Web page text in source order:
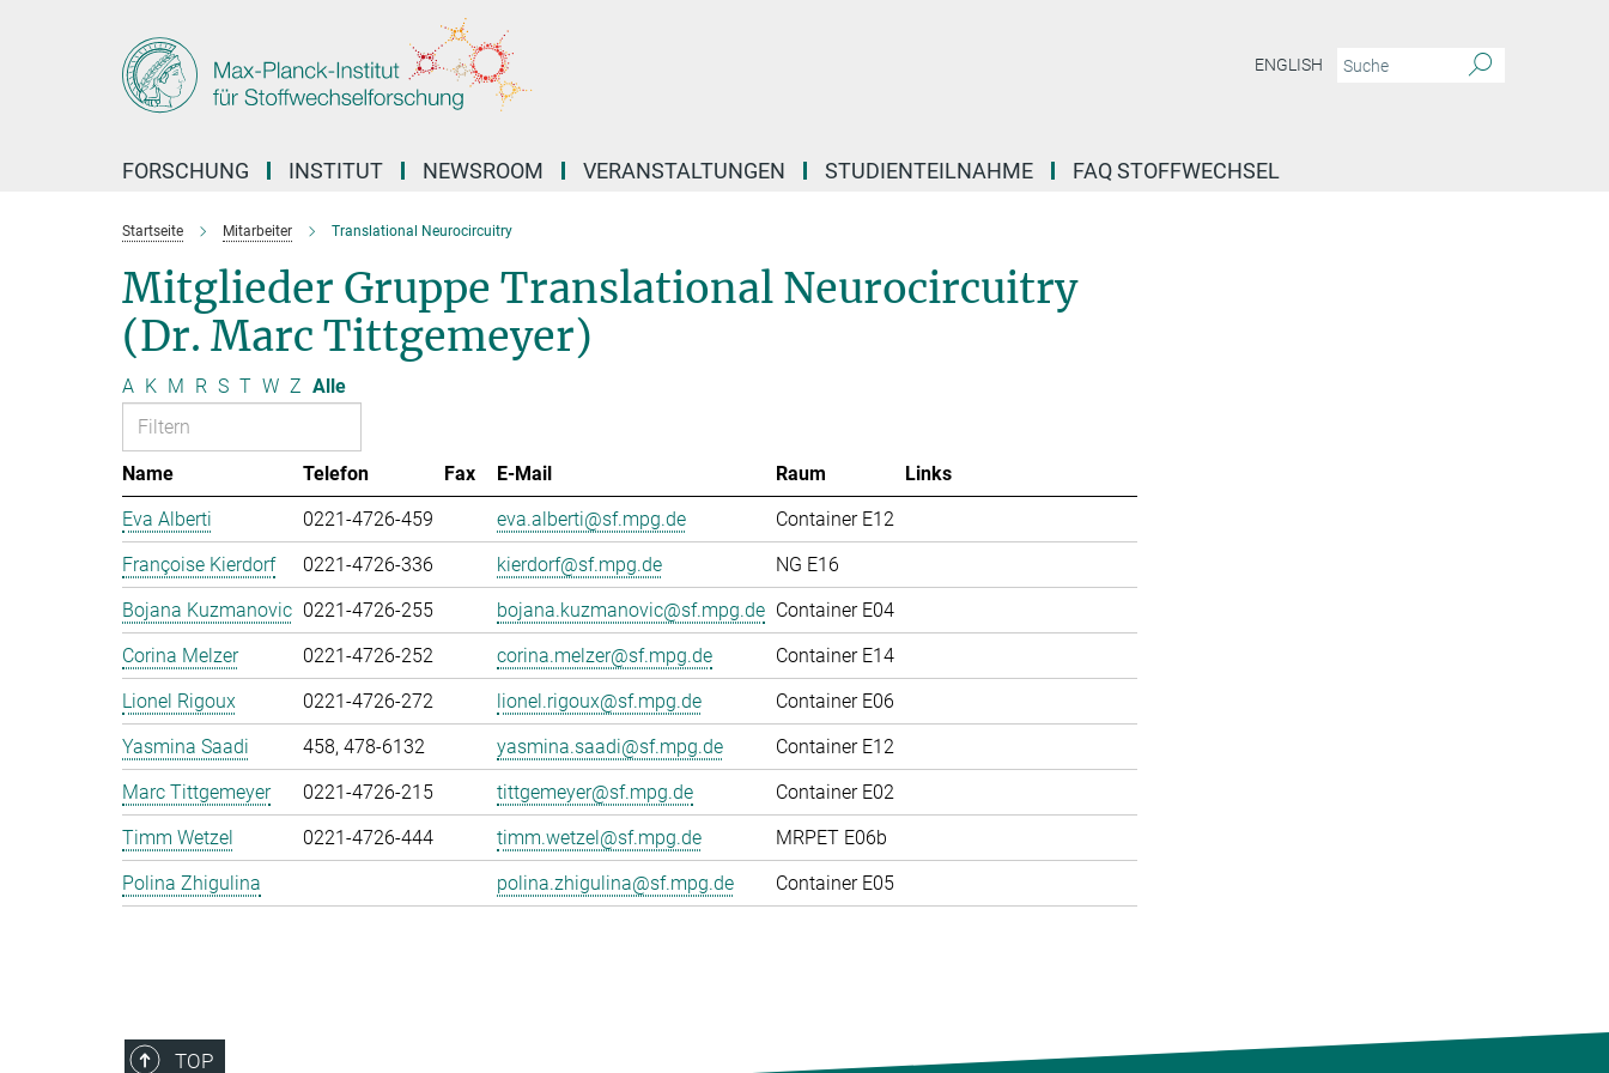
ENGLISH
FORSCHUNG INSTITUT NEWSROOM VERANSTALTUNGEN STUDIENTEILNAHME FAQ STOFFWECHSEL
Startseite Mitarbeiter Translational Neurocircuitry
Mitglieder Gruppe Translational Neurocircuitry
(Dr. Marc Tittgemeyer)
A K M R S T W Z Alle
Name Telefon Fax E-Mail Raum
Links
Eva Alberti
0221-4726-459 eva.alberti@sf.mpg.de
Container E12
Françoise Kierdorf
0221-4726-336 kierdorf@sf.mpg.de
NG E16
Bojana Kuzmanovic 0221-4726-255 bojana.kuzmanovic@sf.mpg.de Container E04
Corina Melzer
0221-4726-252 corina.melzer@sf.mpg.de
Container E14
Lionel Rigoux
0221-4726-272 lionel.rigoux@sf.mpg.de
Container E06
Yasmina Saadi
458, 478-6132 yasmina.saadi@sf.mpg.de
Container E12
Marc Tittgemeyer
0221-4726-215 tittgemeyer@sf.mpg.de
Container E02
Timm Wetzel
0221-4726-444 timm.wetzel@sf.mpg.de
MRPET E06b
Polina Zhigulina
polina.zhigulina@sf.mpg.de Container E05
TOP